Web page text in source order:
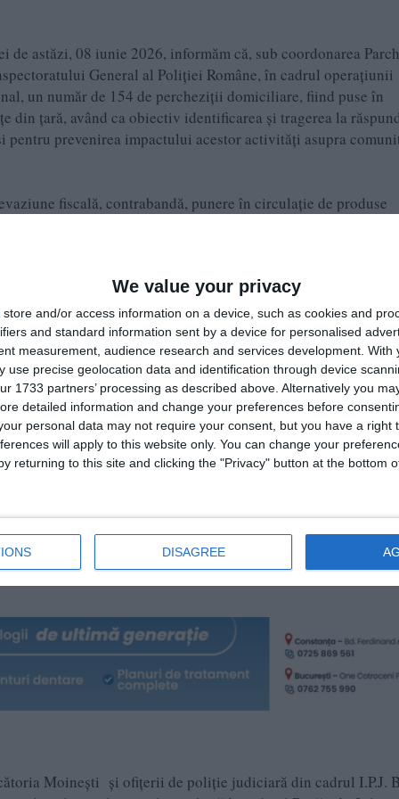
We value your privacy
store and/or access information on a device, such as cookies and
and standard information sent by a device for personalised
measurement, audience research and services development. With
use precise geolocation data and identification through device
1733 partners’ processing as described above. Alternatively you
detailed information and change your preferences before
personal data may not require your consent, but you have a right
will apply to this website only. You can change your
returning to this site and clicking the "Privacy" button at the bottom
DISAGREE
astăzi, 08 iunie 2026, informăm că, sub coordonarea
General al Poliției Române, în cadrul operațiunii
un număr de ­­154 de percheziții domiciliare, fiind puse în
din țară, având ca obiectiv identificarea și tragerea la
prevenirea impactului acestor activități asupra
fiscală, contrabandă, punere în circulație de produse
fals în declaraţii, obţinere ilegală de fonduri, stopaj la
unui minor, proxenetism, infracțiuni de spălare de bani,
și munițiilor, contrabandă calificată, braconaj și uz de
de Casaţie şi Justiţie - Secţia de urmărire penală și
Publică – B.P.F.F.P. au pus în executare 9 mandate de
penal privind infracțiuni de tăiere, fără drept, de arbori şi
11.12.2025-19.12.2025, în cadrul unui caton silvic
au fost identificaţi numeroşi arbori tăiaţi fără drept,
În urma controalelor efectuate de lucrătorii silvici, au
ilegale de arbori din speciile molid, brad şi fag, precum
unităţi de producţie, rezultând un total de 201 arbori
Moineşti și ofițerii de poliție judiciară din cadrul I.P.J.